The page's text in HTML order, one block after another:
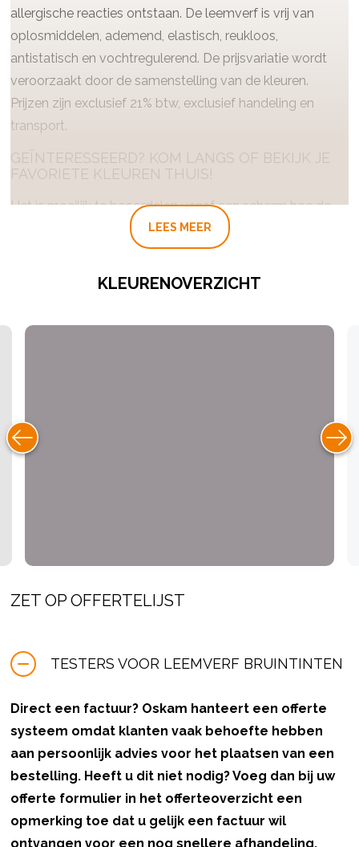
allergische reacties ontstaan. De leemverf is vrij van
oplosmiddelen, ademend, elastisch, reukloos,
antistatisch en vochtregulerend. De prijsvariatie wordt
veroorzaakt door de samenstelling van de kleuren.
Prijzen zijn exclusief 21% btw, exclusief handeling en
transport.
GEÏNTERESSEERD? KOM LANGS OF BEKIJK JE
FAVORIETE KLEUREN THUIS!
Het is moeilijk te beoordelen vanaf een scherm hoe de
kleur er in het echt uitziet. Kom gerust bij ons langs bij
ons filiaal in Lekkerkerk of Emmen om onze kleurenstalen
te bekijken (op afspraak). Wilt u liever kijken hoe de
vragen of advies kunt u snel en gemakkelijk
met
ons opnemen.
beton, metselwerk, stucwerk en organische
2.Eigenschappen
• Op basis van natuurlijke grondstoffen, vrij van
oplosmiddelen.
• Ademend, elastisch, reukloos, antistatisch, sterk
vochtregulerend en zorgt hierdoor voor een verbeterd
binnenklimaat.
• Na 12 uur overschilderbaar.
• Afwasbaar volgens DIN 533778
LEES MEER
KLEURENOVERZICHT
ZET OP OFFERTELIJST
TESTERS VOOR LEEMVERF BRUINTINTEN
Direct een factuur? Oskam hanteert een offerte
systeem omdat klanten vaak behoefte hebben
aan persoonlijk advies voor het plaatsen van een
bestelling. Heeft u dit niet nodig? Voeg dan bij uw
offerte formulier in het offerteoverzicht een
opmerking toe dat u gelijk een factuur wil
ontvangen voor een nog snellere afhandeling.